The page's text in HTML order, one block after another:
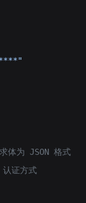
体为 JSON 格式
证方式